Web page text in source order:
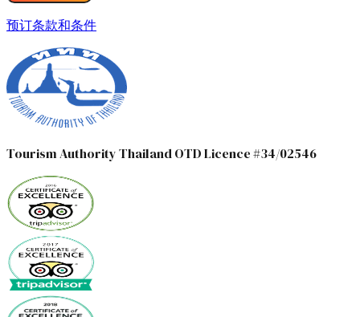
预订条款和条件
Tourism Authority Thailand OTD Licence #34/02546